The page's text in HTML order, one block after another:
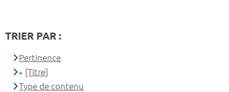
TRIER PAR :
Pertinence
[Titre]
Type de contenu